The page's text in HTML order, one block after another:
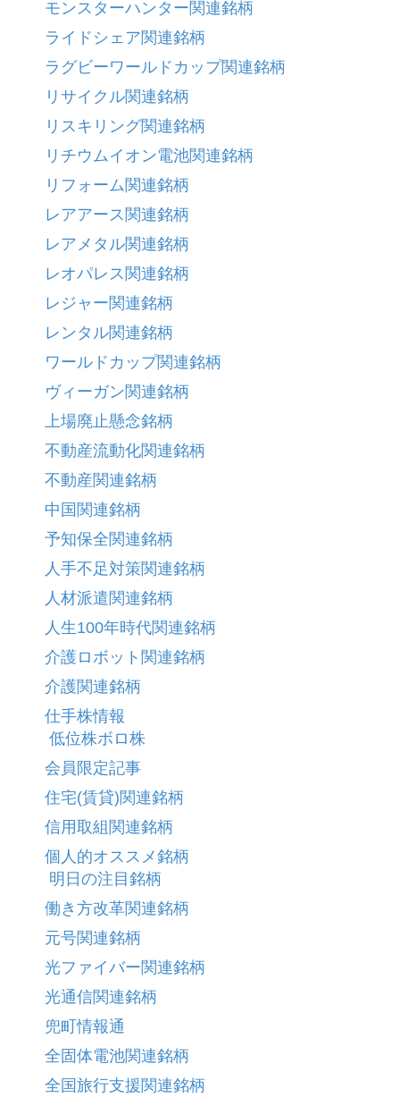
モンスターハンター関連銘柄
ライドシェア関連銘柄
ラグビーワールドカップ関連銘柄
リサイクル関連銘柄
リスキリング関連銘柄
リチウムイオン電池関連銘柄
リフォーム関連銘柄
レアアース関連銘柄
レアメタル関連銘柄
レオパレス関連銘柄
レジャー関連銘柄
レンタル関連銘柄
ワールドカップ関連銘柄
ヴィーガン関連銘柄
上場廃止懸念銘柄
不動産流動化関連銘柄
不動産関連銘柄
中国関連銘柄
予知保全関連銘柄
人手不足対策関連銘柄
人材派遣関連銘柄
人生100年時代関連銘柄
介護ロボット関連銘柄
介護関連銘柄
仕手株情報
低位株ボロ株
会員限定記事
住宅(賃貸)関連銘柄
信用取組関連銘柄
個人的オススメ銘柄
明日の注目銘柄
働き方改革関連銘柄
元号関連銘柄
光ファイバー関連銘柄
光通信関連銘柄
兜町情報通
全固体電池関連銘柄
全国旅行支援関連銘柄